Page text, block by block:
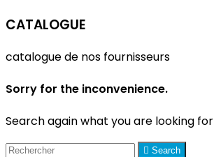
CATALOGUE
catalogue de nos fournisseurs
Sorry for the inconvenience.
Search again what you are looking for
 Search